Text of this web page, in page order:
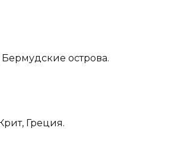
Бермудские острова.
Греция.